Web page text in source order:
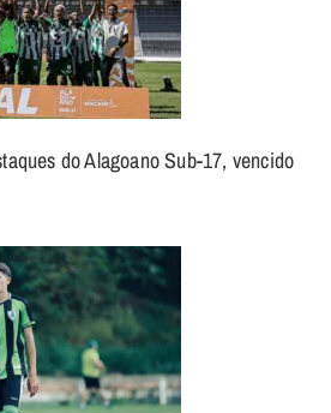
do Alagoano Sub-17, vencido